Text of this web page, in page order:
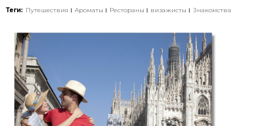
Теги: Путешествия Ароматы Рестораны визажисты Знакомства